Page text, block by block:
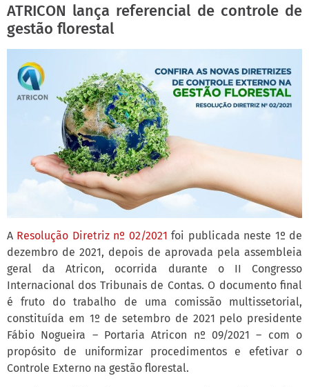
ATRICON lança referencial de controle de
gestão florestal
A Resolução Diretriz nº 02/2021 foi publicada neste 1º de
dezembro de 2021, depois de aprovada pela assembleia
geral da Atricon, ocorrida durante o II Congresso
Internacional dos Tribunais de Contas. O documento final
é fruto do trabalho de uma comissão multissetorial,
constituída em 1º de setembro de 2021 pelo presidente
Fábio Nogueira – Portaria Atricon nº 09/2021 – com o
propósito de uniformizar procedimentos e efetivar o
Controle Externo na gestão florestal.